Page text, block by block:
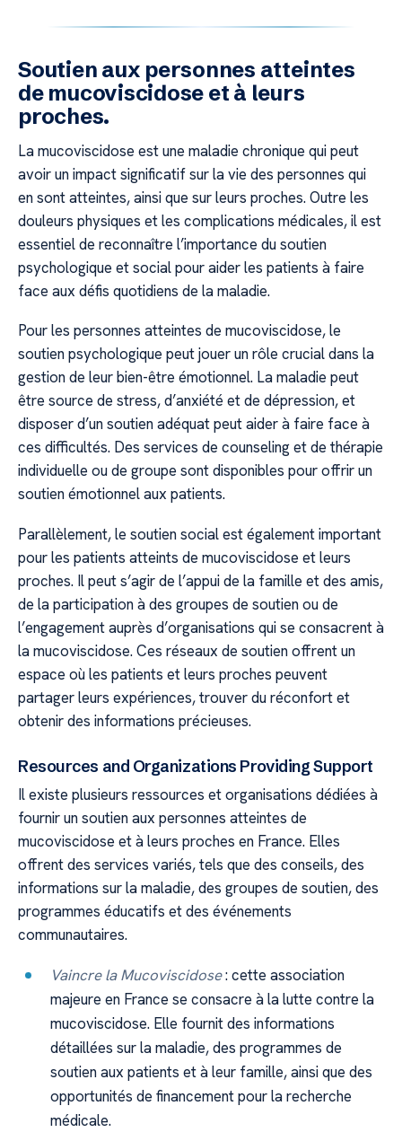
Soutien aux personnes atteintes
de mucoviscidose et à leurs
proches.
La mucoviscidose est une maladie chronique qui peut
avoir un impact significatif sur la vie des personnes qui
en sont atteintes, ainsi que sur leurs proches. Outre les
douleurs physiques et les complications médicales, il est
essentiel de reconnaître l’importance du soutien
psychologique et social pour aider les patients à faire
face aux défis quotidiens de la maladie.
Pour les personnes atteintes de mucoviscidose, le
soutien psychologique peut jouer un rôle crucial dans la
gestion de leur bien-être émotionnel. La maladie peut
être source de stress, d’anxiété et de dépression, et
disposer d’un soutien adéquat peut aider à faire face à
ces difficultés. Des services de counseling et de thérapie
individuelle ou de groupe sont disponibles pour offrir un
soutien émotionnel aux patients.
Parallèlement, le soutien social est également important
pour les patients atteints de mucoviscidose et leurs
proches. Il peut s’agir de l’appui de la famille et des amis,
de la participation à des groupes de soutien ou de
l’engagement auprès d’organisations qui se consacrent à
la mucoviscidose. Ces réseaux de soutien offrent un
espace où les patients et leurs proches peuvent
partager leurs expériences, trouver du réconfort et
obtenir des informations précieuses.
Resources and Organizations Providing Support
Il existe plusieurs ressources et organisations dédiées à
fournir un soutien aux personnes atteintes de
mucoviscidose et à leurs proches en France. Elles
offrent des services variés, tels que des conseils, des
informations sur la maladie, des groupes de soutien, des
programmes éducatifs et des événements
communautaires.
Vaincre la Mucoviscidose: cette association
majeure en France se consacre à la lutte contre la
mucoviscidose. Elle fournit des informations
détaillées sur la maladie, des programmes de
soutien aux patients et à leur famille, ainsi que des
opportunités de financement pour la recherche
médicale.